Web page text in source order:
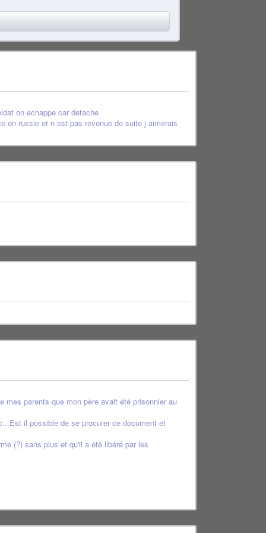
on echappe car detache
en russie et n est pas revenue de suite j aimerais
parents que mon père avait été prisonnier au
il possible de se procurer ce document et
(?) sans plus et qu'il a été libéré par les